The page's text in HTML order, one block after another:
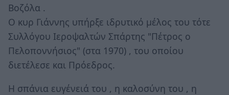
Βοζόλα .
Ο κυρ Γιάννης υπήρξε ιδρυτικό μέλος του τότε
Συλλόγου Ιεροψαλτών Σπάρτης "Πέτρος ο
Πελοποννήσιος" (στα 1970) , του οποίου
διετέλεσε και Πρόεδρος.
Η σπάνια ευγένειά του , η καλοσύνη του , η